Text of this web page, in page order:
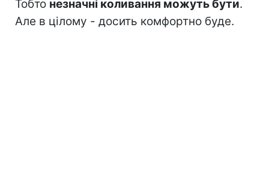
Тобто незначні коливання можуть бути.
Але в цілому - досить комфортно буде.